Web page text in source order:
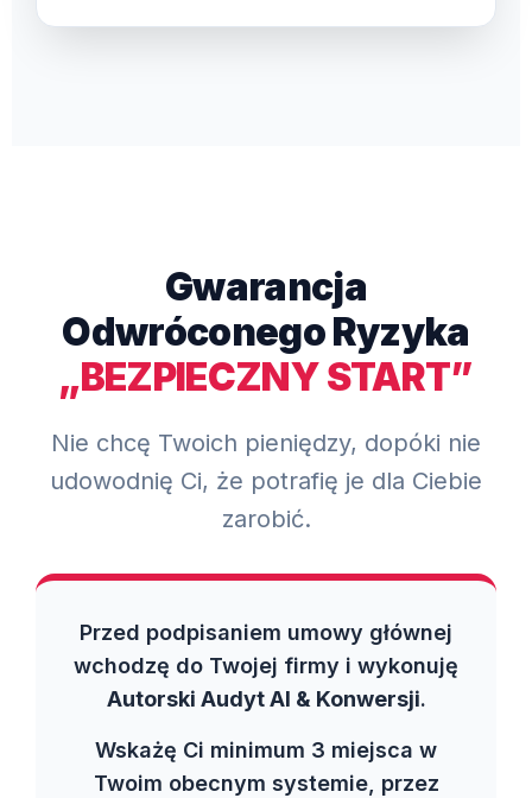
Gwarancja
Odwróconego Ryzyka
„BEZPIECZNY START”
Nie chcę Twoich pieniędzy, dopóki nie
udowodnię Ci, że potrafię je dla Ciebie
zarobić.
Przed podpisaniem umowy głównej
wchodzę do Twojej firmy i wykonuję
Autorski Audyt AI & Konwersji.
Wskażę Ci minimum 3 miejsca w
Twoim obecnym systemie, przez